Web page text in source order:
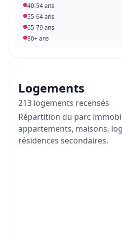
40-54 ans
55-64 ans
65-79 ans
80+ ans
Logements
213 logements recensés
Répartition du parc
appartements, maisons,
résidences secondaires.